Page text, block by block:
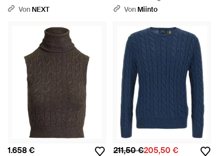
Schwarz
Von NEXT
Natur
Von Miinto
1.658 € 211,50 €205,50 €